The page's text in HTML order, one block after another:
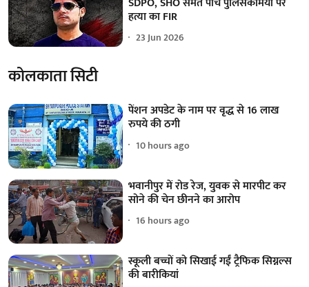
हत्या का FIR
23 Jun 2026
कोलकाता सिटी
पेंशन अपडेट के नाम पर वृद्ध से 16 लाख
रुपये की ठगी
10 hours ago
भवानीपुर में रोड रेज, युवक से मारपीट कर
सोने की चेन छीनने का आरोप
16 hours ago
स्कूली बच्चों को सिखाई गईं ट्रैफिक सिग्नल्स
की बारीकियां